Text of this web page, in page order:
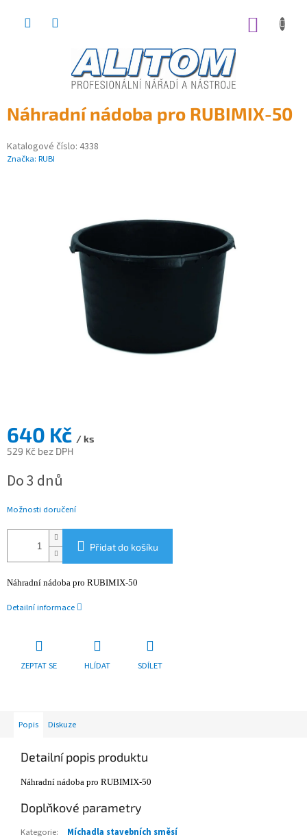
Náhradní nádoba pro RUBIMIX-50
Katalogové číslo: 4338
Značka: RUBI
640 Kč / ks
529 Kč bez DPH
cena:
Do 3 dnů
Možnosti doručení
Přidat do košíku
Náhradní nádoba pro RUBIMIX-50
Detailní informace
ZEPTAT SE HLÍDAT SDÍLET
Popis Diskuze
Detailní popis produktu
Náhradní nádoba pro RUBIMIX-50
Doplňkové parametry
Kategorie:
Míchadla stavebních směsí